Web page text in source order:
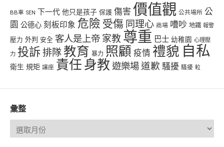
BB車 SEN 下一代 他只是孩子 保護 傷害 價值觀 公共場所 公
園 公德心 刻板印象 危險 受傷 同理心 商場 嘈吵 地鐵 報警
壓力 外判 安全 客人是上帝 家教 尊重 巴士 幼稚園 心理壓
力 投訴排隊 教育 暴力 照顧 疫情 禮貌 自私
衛生 規矩 讓座 責任 身教 遊樂場道歉 騷擾 騷擾 𨋢
彙整